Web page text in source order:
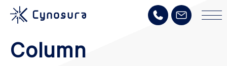
Column